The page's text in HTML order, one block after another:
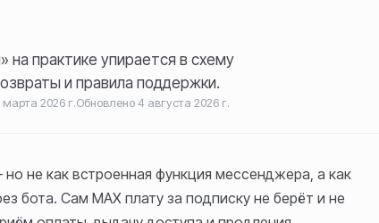
на практике упирается в схему
и правила поддержки.
марта 2026 г.Обновлено4 августа 2026 г.
не как встроенная функция мессенджера, а как
бота. Сам MAX плату за подписку не берёт и не